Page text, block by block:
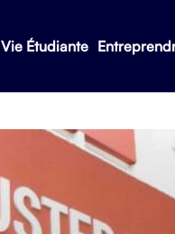
Vie Étudiante